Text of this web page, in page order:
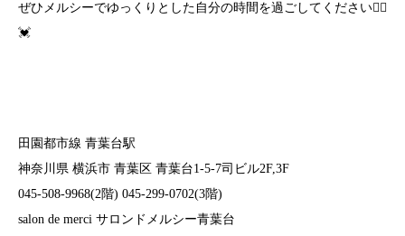
ぜひメルシーでゆっくりとした自分の時間を過ごしてください🙇‍♀️
💓
田園都市線 青葉台駅
神奈川県 横浜市 青葉区 青葉台1-5-7司ビル2F,3F
045-508-9968(2階) 045-299-0702(3階)
salon de merci サロンドメルシー青葉台